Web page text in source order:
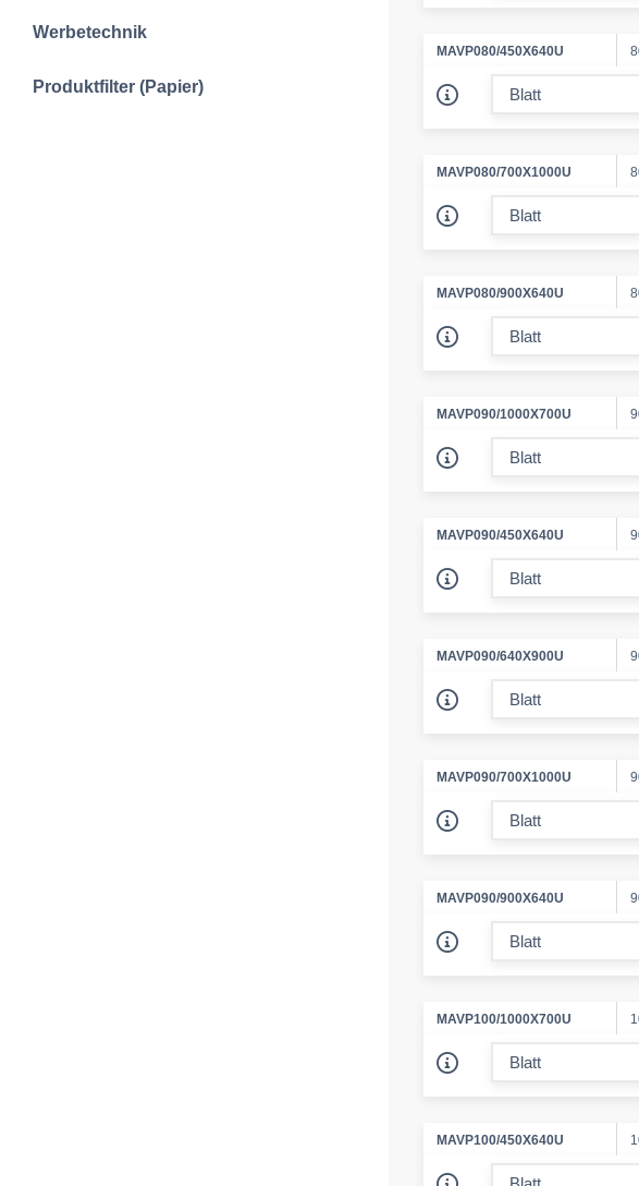
Werbetechnik
Produktfilter (Papier)
MAVP080/450X640U
MAVP080/700X1000U
MAVP080/900X640U
MAVP090/1000X700U
MAVP090/450X640U
MAVP090/640X900U
MAVP090/700X1000U
MAVP090/900X640U
MAVP100/1000X700U
MAVP100/450X640U